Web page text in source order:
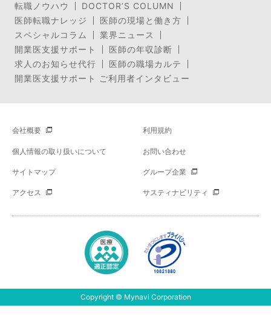
転職ノウハウ
DOCTOR’S COLUMN
医師転職ナレッジ
医師の現場と働き方
スペシャルコラム
業界ニュース
開業医支援サポート
医師の年収診断
求人のお知らせ代行
医師の職場カルテ
開業医支援サポート ご利用者インタビュー
会社概要 利用規約
個人情報の取り扱いについて お問い合わせ
サイトマップ グループ企業
アクセス サスティナビリティ
Copyright © Mynavi Corporation